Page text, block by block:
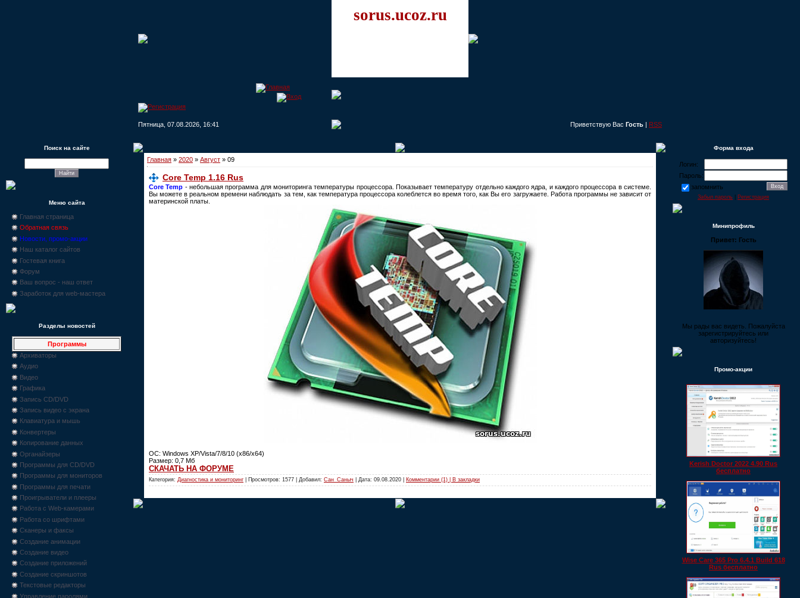
sorus.ucoz.ru
Пятница, 07.08.2026, 16:41 Приветствую Вас Гость | RSS
Поиск на сайте
Меню сайта
Главная страница
Обратная связь
Новости, промо-акции
Наш каталог сайтов
Гостевая книга
Форум
Ваш вопрос - наш ответ
Заработок для web-мастера
Разделы новостей
Программы
Архиваторы
Аудио
Видео
Графика
Запись CD/DVD
Запись видео с экрана
Клавиатура и мышь
Конвертеры
Копирование данных
Органайзеры
Программы для CD/DVD
Программы для мониторов
Программы для печати
Проигрыватели и плееры
Работа с Web-камерами
Работа со шрифтами
Сканеры и факсы
Создание анимации
Создание видео
Создание приложений
Создание скриншотов
Текстовые редакторы
Управление паролями
Главная » 2020 » Август » 09
Core Temp 1.16 Rus
Core Temp - небольшая программа для мониторинга температуры процессора. Показывает температуру отдельно каждого ядра, и каждого процессора в системе.
Вы можете в реальном времени наблюдать за тем, как температура процессора колеблется во время того, как Вы его загружаете. Работа программы не зависит от
материнской платы.
ОС: Windows XP/Vista/7/8/10 (x86/x64)
Размер: 0,7 Мб
СКАЧАТЬ НА ФОРУМЕ
Категория: Диагностика и мониторинг | Просмотров: 1577 | Добавил: Сан_Саныч | Дата: 09.08.2020 Комментарии (1) | В закладки
Форма входа
Логин:
Пароль:
запомнить
Забыл пароль Регистрация
Минипрофиль
Привет: Гость
Мы рады вас видеть. Пожалуйста
зарегистрируйтесь или
авторизуйтесь!
Промо-акции
Kerish Doctor 2022 4.90 Rus
бесплатно
Wise Care 365 Pro 6.4.1 Build 618
Rus бесплатно